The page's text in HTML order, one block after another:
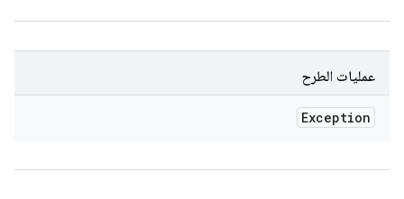
عمليات الطرح
Exception